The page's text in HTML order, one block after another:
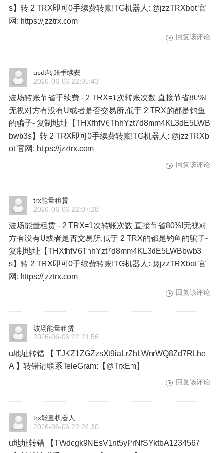
s】转 2 TRX即可0手续费转账!TG机器人: @jzzTRXbot 官
网: https://jzztrx.com
回复该评论
usdt转账手续费
2026-06-06 22:05:43
波场转账节省手续费 - 2 TRX=1次转账次数 直接节省80%!
无视对方有没有U或者是否交易所,低于 2 TRX的都是钓鱼
的骗子- 复制地址【THXfhfV6ThhYzt7d8mm4KL3dE5LWB
bwb3s】转 2 TRX即可0手续费转账!TG机器人: @jzzTRXb
ot 官网: https://jzztrx.com
回复该评论
trx能量租赁
2026-06-06 22:07:28
波场能量租赁 - 2 TRX=1次转账次数 直接节省80%!无视对
方有没有U或者是否交易所,低于 2 TRX的都是钓鱼的骗子-
复制地址【THXfhfV6ThhYzt7d8mm4KL3dE5LWBbwb3
s】转 2 TRX即可0手续费转账!TG机器人: @jzzTRXbot 官
网: https://jzztrx.com
回复该评论
波场能量租赁
2026-06-06 22:21:56
u地址转错 【 TJKZ1ZGZzsXt9iaLrZhLWnrWQ8Zd7RLhe
A 】转错请联系TeleGram:【@TrxEm】
回复该评论
trx能量机器人
2026-06-06 22:26:30
u地址转错 【TWdcgk9NEsV1nt5yPrNfSYktbA1234567